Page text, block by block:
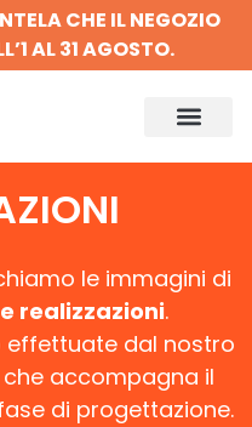
CHE IL NEGOZIO
AL 31 AGOSTO.
le immagini di
realizzazioni.
effettuate dal nostro
che accompagna il
di progettazione.